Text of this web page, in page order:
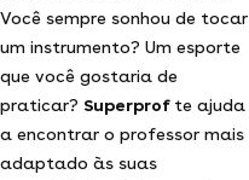
Você sempre sonhou de tocar
um instrumento? Um esporte
que você gostaria de
praticar? Superprof te ajuda
a encontrar o professor mais
adaptado às suas